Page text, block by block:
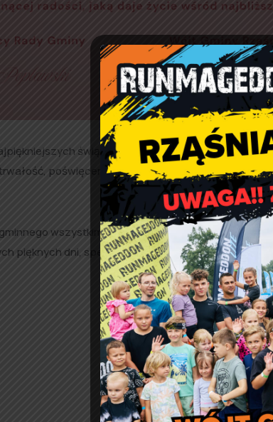
świąt w całym roku. W tym dniu ze
poświęcenie i miłość, wypełniającą każdy
rodzinnego domu i uśmiech
wszystkim Mamom w dniu Ich Święta
pięknych dni, spełnienia nawet najskrytszych
najbliższych.
Wójt Gminy Rząśnia
Tomasz Stolarczyk
Przewodniczący Rady Gminy